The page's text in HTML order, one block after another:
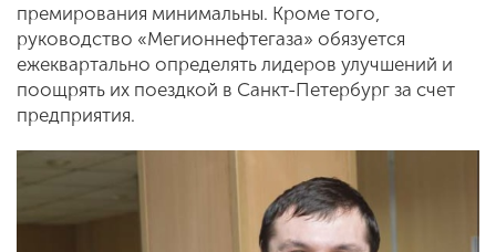
премирования минимальны. Кроме того,
руководство «Мегионнефтегаза» обязуется
ежеквартально определять лидеров улучшений и
поощрять их поездкой в Санкт-Петербург за счет
предприятия.